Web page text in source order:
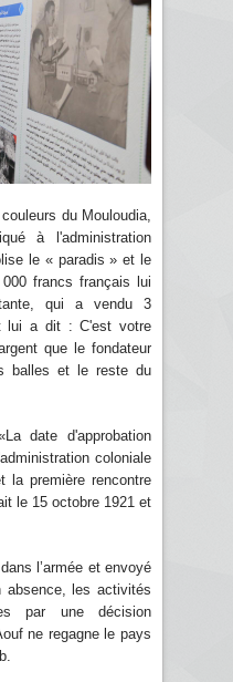
du Mouloudia,
à l'administration
le « paradis » et le
francs français lui
qui a vendu 3
lui a dit : C'est votre
que le fondateur
balles et le reste du
date d'approbation
coloniale
la première rencontre
le 15 octobre 1921 et
l’armée et envoyé
absence, les activités
par une décision
ne regagne le pays